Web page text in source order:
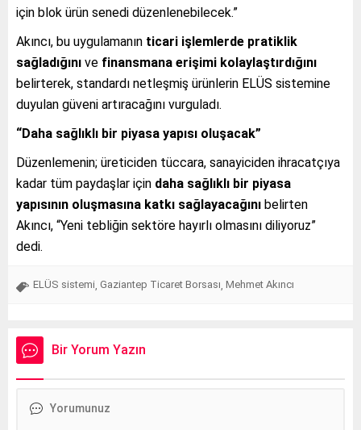
için blok ürün senedi düzenlenebilecek.”
Akıncı, bu uygulamanın ticari işlemlerde pratiklik
sağladığını ve finansmana erişimi kolaylaştırdığını
belirterek, standardı netleşmiş ürünlerin ELÜS sistemine
duyulan güveni artıracağını vurguladı.
“Daha sağlıklı bir piyasa yapısı oluşacak”
Düzenlemenin; üreticiden tüccara, sanayiciden ihracatçıya
kadar tüm paydaşlar için daha sağlıklı bir piyasa
yapısının oluşmasına katkı sağlayacağını belirten
Akıncı, “Yeni tebliğin sektöre hayırlı olmasını diliyoruz”
dedi.
ELÜS sistemi Gaziantep Ticaret Borsası Mehmet Akıncı
Bir Yorum Yazın